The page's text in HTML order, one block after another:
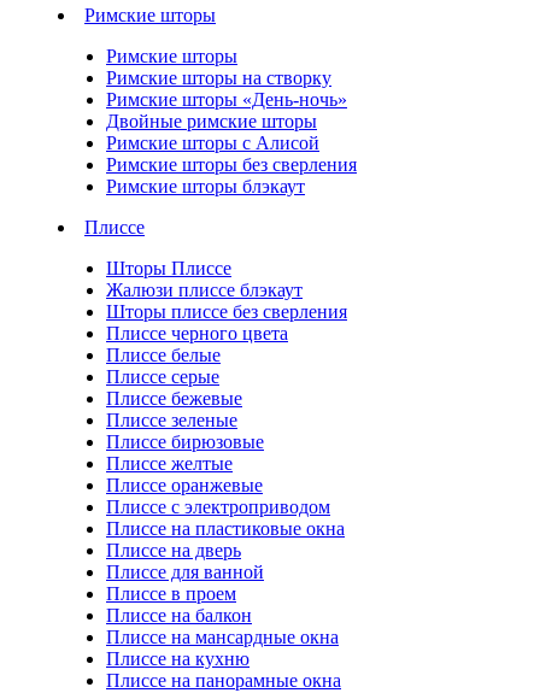
Римские шторы
Римские шторы
Римские шторы на створку
Римские шторы «День-ночь»
Двойные римские шторы
Римские шторы с Алисой
Римские шторы без сверления
Римские шторы блэкаут
Плиссе
Шторы Плиссе
Жалюзи плиссе блэкаут
Шторы плиссе без сверления
Плиссе черного цвета
Плиссе белые
Плиссе серые
Плиссе бежевые
Плиссе зеленые
Плиссе бирюзовые
Плиссе желтые
Плиссе оранжевые
Плиссе с электроприводом
Плиссе на пластиковые окна
Плиссе на дверь
Плиссе для ванной
Плиссе в проем
Плиссе на балкон
Плиссе на мансардные окна
Плиссе на кухню
Плиссе на панорамные окна